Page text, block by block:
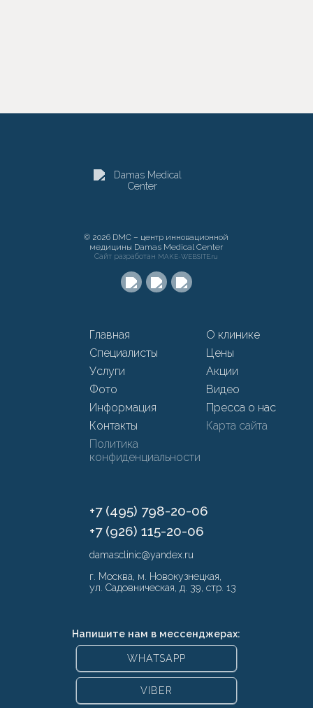
© 2026 DMC – центр инновационной
медицины Damas Medical Center
Сайт разработан MAKE-WEBSITE.ru
Главная
О клинике
Специалисты
Цены
Услуги
Акции
Фото
Видео
Информация
Пресса о нас
Контакты
Карта сайта
Политика
конфиденциальности
+7 (495) 798-20-06
+7 (926) 115-20-06
damasclinic@yandex.ru
г. Москва, м. Новокузнецкая,
ул. Садовническая, д. 39, стр. 13
Напишите нам в мессенджерах:
WHATSAPP
VIBER